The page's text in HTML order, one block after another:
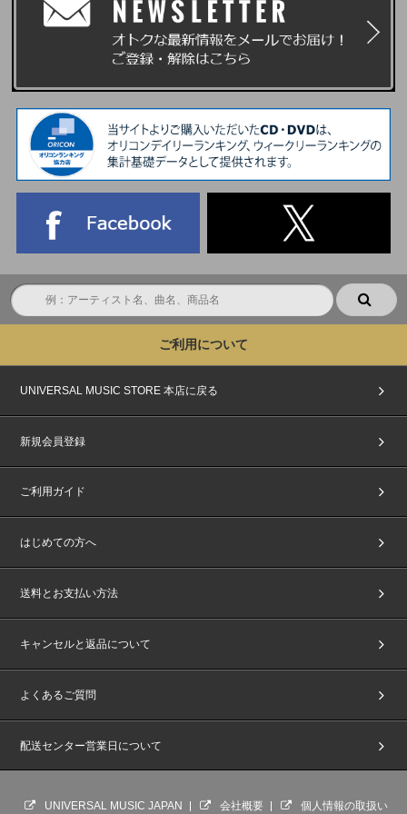
ご利用について
UNIVERSAL MUSIC STORE 本店に戻る
新規会員登録
ご利用ガイド
はじめての方へ
送料とお支払い方法
キャンセルと返品について
よくあるご質問
配送センター営業日について
UNIVERSAL MUSIC JAPAN 会社概要 個人情報の取扱い